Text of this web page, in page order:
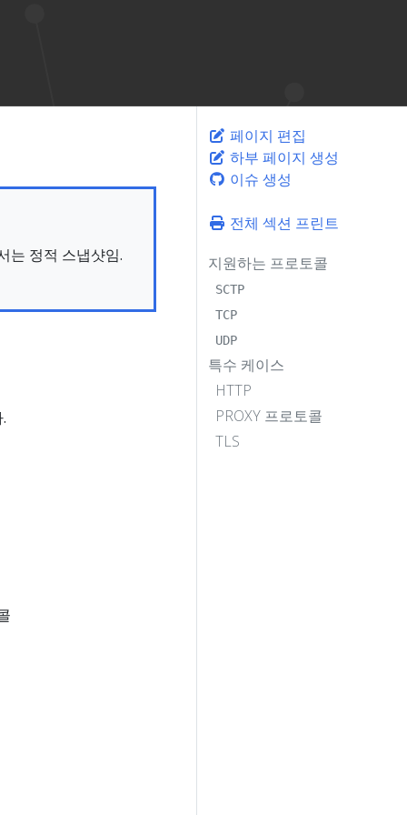
는 정적 스냅샷임.
페이지 편집
하부 페이지 생성
이슈 생성
전체 섹션 프린트
지원하는 프로토콜
SCTP
TCP
UDP
특수 케이스
HTTP
PROXY 프로토콜
TLS